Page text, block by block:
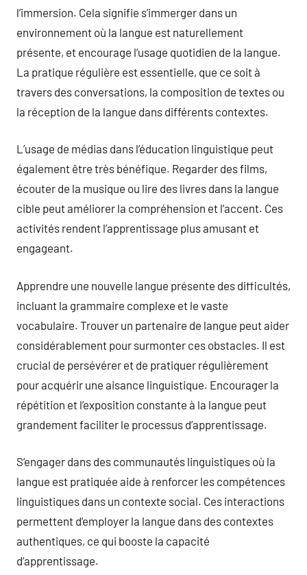
l’immersion. Cela signifie s’immerger dans un
environnement où la langue est naturellement
présente, et encourage l’usage quotidien de la langue.
La pratique régulière est essentielle, que ce soit à
travers des conversations, la composition de textes ou
la réception de la langue dans différents contextes.
L’usage de médias dans l’éducation linguistique peut
également être très bénéfique. Regarder des films,
écouter de la musique ou lire des livres dans la langue
cible peut améliorer la compréhension et l’accent. Ces
activités rendent l’apprentissage plus amusant et
engageant.
Apprendre une nouvelle langue présente des difficultés,
incluant la grammaire complexe et le vaste
vocabulaire. Trouver un partenaire de langue peut aider
considérablement pour surmonter ces obstacles. Il est
crucial de persévérer et de pratiquer régulièrement
pour acquérir une aisance linguistique. Encourager la
répétition et l’exposition constante à la langue peut
grandement faciliter le processus d’apprentissage.
S’engager dans des communautés linguistiques où la
langue est pratiquée aide à renforcer les compétences
linguistiques dans un contexte social. Ces interactions
permettent d’employer la langue dans des contextes
authentiques, ce qui booste la capacité
d’apprentissage.